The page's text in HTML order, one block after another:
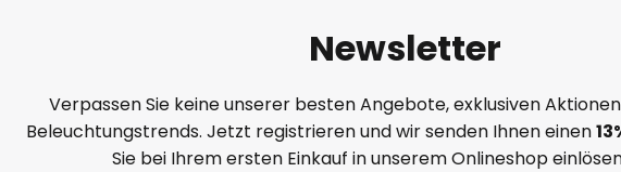
Newsletter
Verpassen Sie keine unserer besten Angebote, exklusiven
Beleuchtungstrends. Jetzt registrieren und wir senden Ihnen einen
Sie bei Ihrem ersten Einkauf in unserem Onlineshop